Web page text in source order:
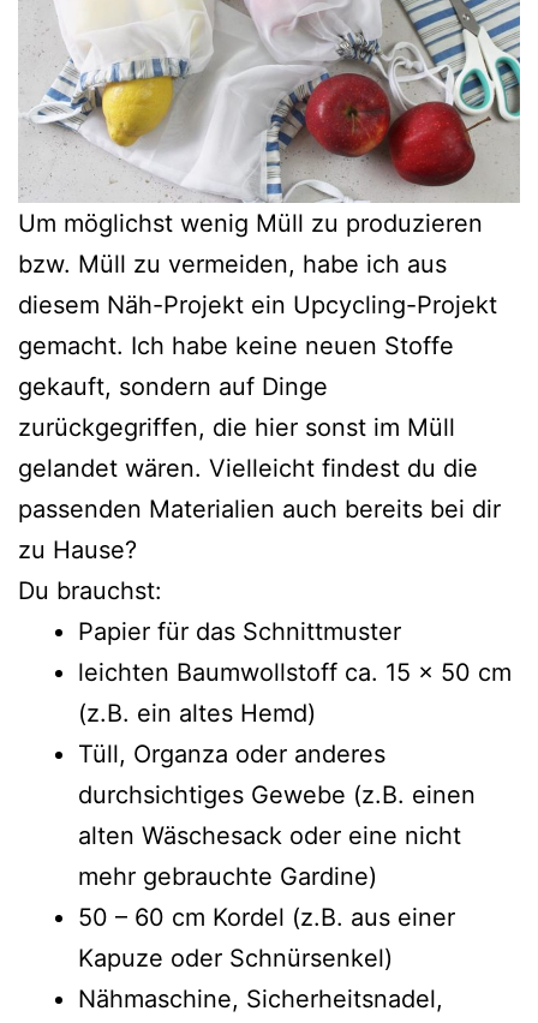
Um möglichst wenig Müll zu produzieren
bzw. Müll zu vermeiden, habe ich aus
diesem Näh-Projekt ein Upcycling-Projekt
gemacht. Ich habe keine neuen Stoffe
gekauft, sondern auf Dinge
zurückgegriffen, die hier sonst im Müll
gelandet wären. Vielleicht findest du die
passenden Materialien auch bereits bei dir
zu Hause?
Du brauchst:
Papier für das Schnittmuster
leichten Baumwollstoff ca. 15 x 50 cm
(z.B. ein altes Hemd)
Tüll, Organza oder anderes
durchsichtiges Gewebe (z.B. einen
alten Wäschesack oder eine nicht
mehr gebrauchte Gardine)
50 – 60 cm Kordel (z.B. aus einer
Kapuze oder Schnürsenkel)
Nähmaschine, Sicherheitsnadel,